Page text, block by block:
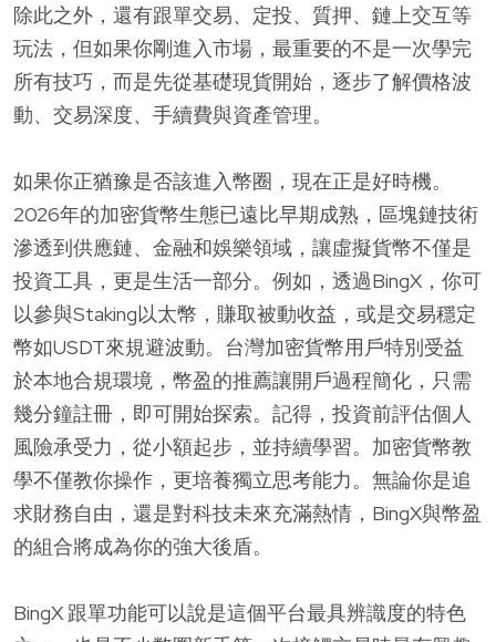
除此之外，還有跟單交易、定投、質押、鏈上交互等
玩法，但如果你剛進入市場，最重要的不是一次學完
所有技巧，而是先從基礎現貨開始，逐步了解價格波
動、交易深度、手續費與資產管理。
如果你正猶豫是否該進入幣圈，現在正是好時機。
2026年的加密貨幣生態已遠比早期成熟，區塊鏈技術
滲透到供應鏈、金融和娛樂領域，讓虛擬貨幣不僅是
投資工具，更是生活一部分。例如，透過BingX，你可
以參與Staking以太幣，賺取被動收益，或是交易穩定
幣如USDT來規避波動。台灣加密貨幣用戶特別受益
於本地合規環境，幣盈的推薦讓開戶過程簡化，只需
幾分鐘註冊，即可開始探索。記得，投資前評估個人
風險承受力，從小額起步，並持續學習。加密貨幣教
學不僅教你操作，更培養獨立思考能力。無論你是追
求財務自由，還是對科技未來充滿熱情，BingX與幣盈
的組合將成為你的強大後盾。
BingX 跟單功能可以說是這個平台最具辨識度的特色